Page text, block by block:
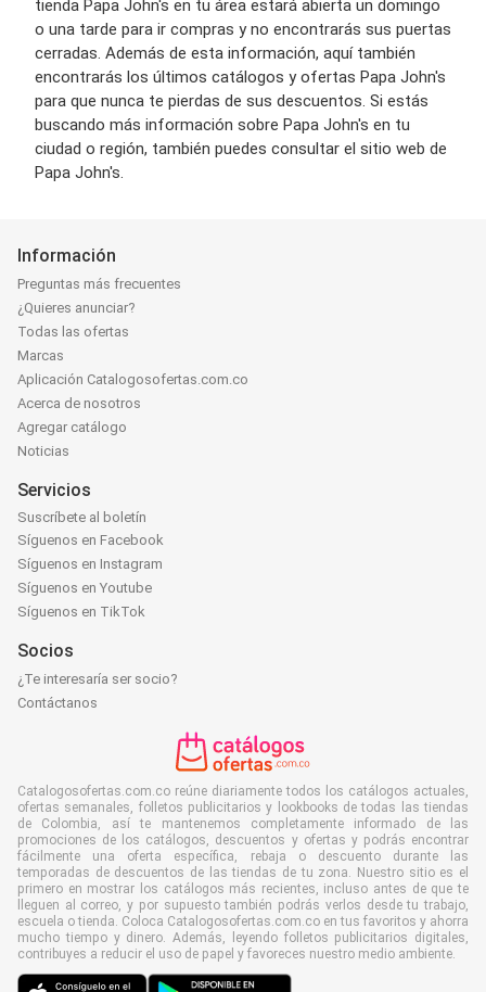
tienda Papa John's en tu área estará abierta un domingo
o una tarde para ir compras y no encontrarás sus puertas
cerradas. Además de esta información, aquí también
encontrarás los últimos catálogos y ofertas Papa John's
para que nunca te pierdas de sus descuentos. Si estás
buscando más información sobre Papa John's en tu
ciudad o región, también puedes consultar el sitio web de
Papa John's.
Información
Preguntas más frecuentes
¿Quieres anunciar?
Todas las ofertas
Marcas
Aplicación Catalogosofertas.com.co
Acerca de nosotros
Agregar catálogo
Noticias
Servicios
Suscríbete al boletín
Síguenos en Facebook
Síguenos en Instagram
Síguenos en Youtube
Síguenos en TikTok
Socios
¿Te interesaría ser socio?
Contáctanos
Catalogosofertas.com.co reúne diariamente todos los catálogos actuales,
ofertas semanales, folletos publicitarios y lookbooks de todas las tiendas
de Colombia, así te mantenemos completamente informado de las
promociones de los catálogos, descuentos y ofertas y podrás encontrar
fácilmente una oferta específica, rebaja o descuento durante las
temporadas de descuentos de las tiendas de tu zona. Nuestro sitio es el
primero en mostrar los catálogos más recientes, incluso antes de que te
lleguen al correo, y por supuesto también podrás verlos desde tu trabajo,
escuela o tienda. Coloca Catalogosofertas.com.co en tus favoritos y ahorra
mucho tiempo y dinero. Además, leyendo folletos publicitarios digitales,
contribuyes a reducir el uso de papel y favoreces nuestro medio ambiente.